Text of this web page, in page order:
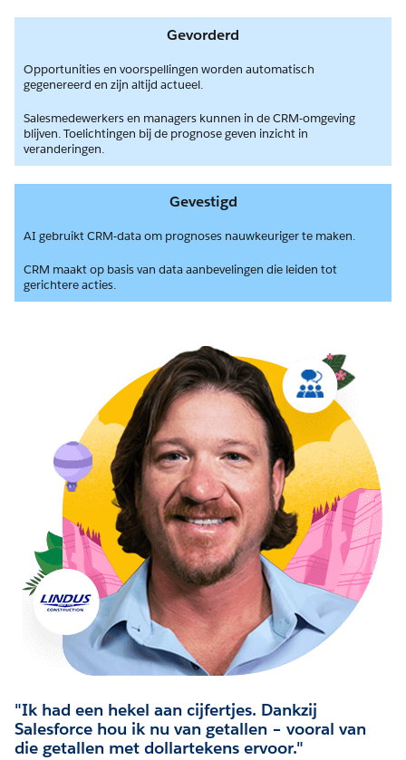
Gevorderd
Opportunities en voorspellingen worden automatisch
gegenereerd en zijn altijd actueel.
Salesmedewerkers en managers kunnen in de CRM-omgeving
blijven. Toelichtingen bij de prognose geven inzicht in
veranderingen.
Gevestigd
AI gebruikt CRM-data om prognoses nauwkeuriger te maken.
CRM maakt op basis van data aanbevelingen die leiden tot
gerichtere acties.
"Ik had een hekel aan cijfertjes. Dankzij
Salesforce hou ik nu van getallen – vooral van
die getallen met dollartekens ervoor."